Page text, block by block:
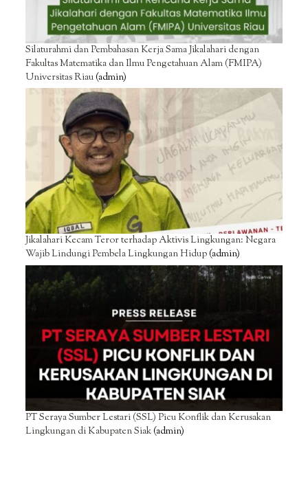
Silaturahmi dan Pembahasan Kerja Sama Jikalahari dengan
Fakultas Matematika dan Ilmu Pengetahuan Alam (FMIPA)
Universitas Riau(admin)
Jikalahari Kecam Teror terhadap Aktivis Lingkungan: Negara
Wajib Lindungi Pembela Lingkungan Hidup(admin)
PT Seraya Sumber Lestari (SSL) Picu Konflik dan Kerusakan
Lingkungan di Kabupaten Siak(admin)